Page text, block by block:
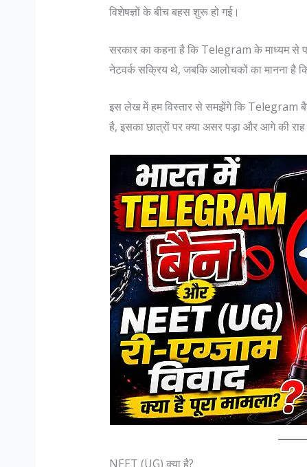
विशेषज्ञों के बीच बहस शुरू हो गई।
सरकार का कहना है कि Telegram के माध्यम से
नेटवर्क सक्रिय थे, जबकि आलोचकों का मानना है
इस लेख में हम विस्तार से समझेंगे कि Telegram बैन
है, इसका छात्रों पर क्या असर पड़ा और आगे की राह
NEET (UG) क्या है?
मैं एक महिला मुस्लिम डॉक्टर भारत जैसे सहिष्णु देश में :
सोफिया रंगवाला : सहिष्णु देश में .. मैं एक मुस्लिम महिला
हूं और पेशे से डॉक्टर हूं। बंगलोर में मेरी एक हाइ एण्ड
लेजर स्किन क्लिनिक है। मेरा परिवार कुवैत में रहता है।
मैं भी कुवैत में पली बढ़ी हूं...
जानिए
में…
Col K
रैंक कभी
है जो
N